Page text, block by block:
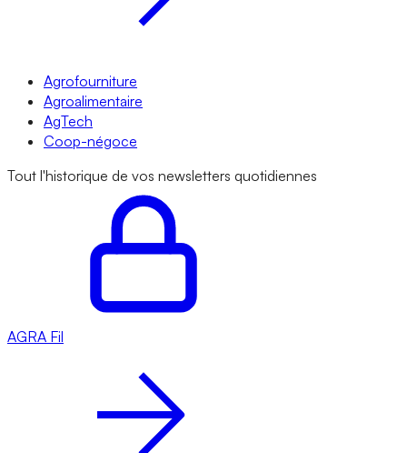
Agrofourniture
Agroalimentaire
AgTech
Coop-négoce
Tout l'historique de vos newsletters quotidiennes
AGRA Fil